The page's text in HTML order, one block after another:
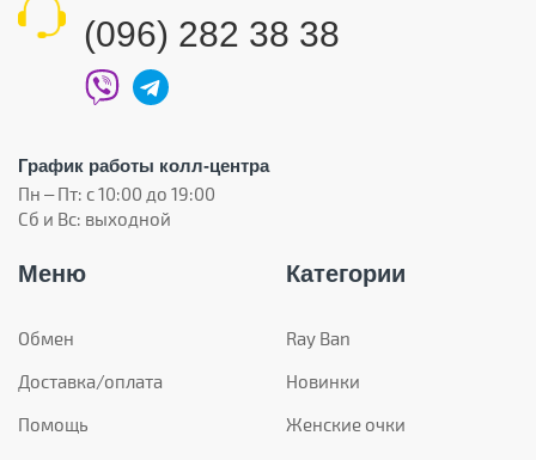
(096) 282 38 38
График работы колл-центра
Пн – Пт: с 10:00 до 19:00
Сб и Вс: выходной
Меню
Обмен
Доставка/оплата
Помощь
Категории
Ray Ban
Новинки
Женские очки